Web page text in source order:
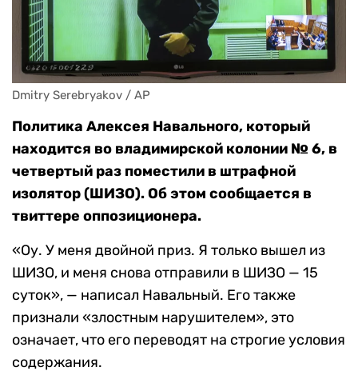
Dmitry Serebryakov / AP
Политика Алексея Навального, который
находится во владимирской колонии № 6, в
четвертый раз поместили в штрафной
изолятор (ШИЗО). Об этом сообщается в
твиттере оппозиционера.
«Оу. У меня двойной приз. Я только вышел из
ШИЗО, и меня снова отправили в ШИЗО — 15
суток», — написал Навальный. Его также
признали «злостным нарушителем», это
означает, что его переводят на строгие условия
содержания.